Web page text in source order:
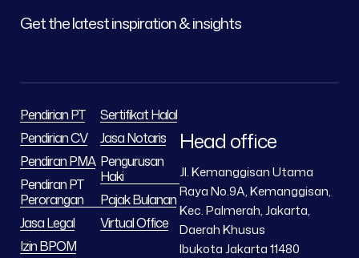
Get the latest inspiration & insights
Pendirian PT
Pendirian CV
Pendiran PMA
Pendiran PT
Perorangan
Jasa Legal
Izin BPOM
Sertifikat Halal
Jasa Notaris
Pengurusan
Haki
Pajak Bulanan
Virtual Office
Head office
Jl. Kemanggisan Utama
Raya No.9A, Kemanggisan,
Kec. Palmerah, Jakarta,
Daerah Khusus
Ibukota Jakarta 11480